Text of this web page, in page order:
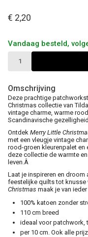
€ 2,20
Vandaag besteld,
Omschrijving
Deze prachtige
Christmas collectie van
vintage charme, warme
Scandinavische gezelligheid.
Ontdek Merry Little
met een vleugje vintage
rood-groen kleurenpalet en
deze collectie de warmte
leven.Â
Laat je inspireren en droom
feestelijke quilts tot
Christmas maak je van
100% katoen zonder
110 cm breed
ideaal voor patchwork,
per 10 cm. Ook alle